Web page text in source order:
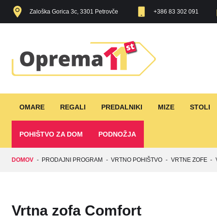
Zaloška Gorica 3c, 3301 Petrovče +386 83 302 091
OMARE REGALI PREDALNIKI MIZE STOLI
POHIŠTVO ZA DOM PODNOŽJA
DOMOV - PRODAJNI PROGRAM - VRTNO POHIŠTVO - VRTNE ZOFE -
Vrtna zofa Comfort